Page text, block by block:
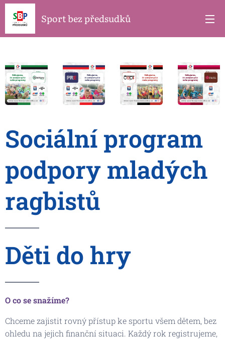
Sport bez předsudků
Sociální program
podpory mladých
ragbistů
Děti do hry
O co se snažíme?
Chceme zajistit rovný přístup ke sportu všem dětem, bez
ohledu na jejich finanční situaci. Každý rok registrujeme,